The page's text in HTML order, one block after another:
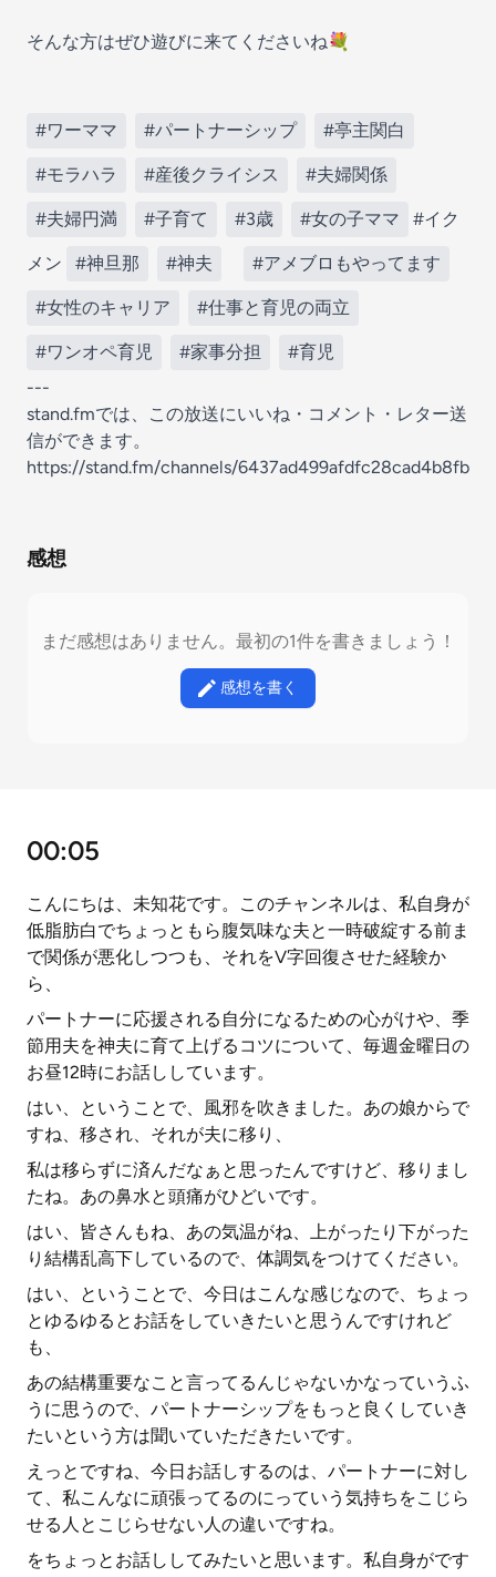
そんな方はぜひ遊びに来てくださいね💐
#ワーママ #パートナーシップ #亭主関白
#モラハラ #産後クライシス #夫婦関係
#夫婦円満 #子育て #3歳 #女の子ママ #イク
メン #神旦那 #神夫 #アメブロもやってます
#女性のキャリア #仕事と育児の両立
#ワンオペ育児 #家事分担
#育児
---
stand.fmでは、この放送にいいね・コメント・レター送
信ができます。
https://stand.fm/channels/6437ad499afdfc28cad4b8fb
感想
まだ感想はありません。最初の1件を書きましょう！
感想を書く
00:05
こんにちは、未知花です。このチャンネルは、私自身が
低脂肪白でちょっともら腹気味な夫と一時破綻する前ま
で関係が悪化しつつも、それをV字回復させた経験か
ら、
パートナーに応援される自分になるための心がけや、季
節用夫を神夫に育て上げるコツについて、毎週金曜日の
お昼12時にお話ししています。
はい、ということで、風邪を吹きました。あの娘からで
すね、移され、それが夫に移り、
私は移らずに済んだなぁと思ったんですけど、移りまし
たね。あの鼻水と頭痛がひどいです。
はい、皆さんもね、あの気温がね、上がったり下がった
り結構乱高下しているので、体調気をつけてください。
はい、ということで、今日はこんな感じなので、ちょっ
とゆるゆるとお話をしていきたいと思うんですけれど
も、
あの結構重要なこと言ってるんじゃないかなっていうふ
うに思うので、パートナーシップをもっと良くしていき
たいという方は聞いていただきたいです。
えっとですね、今日お話しするのは、パートナーに対し
て、私こんなに頑張ってるのにっていう気持ちをこじら
せる人とこじらせない人の違いですね。
をちょっとお話ししてみたいと思います。私自身がです